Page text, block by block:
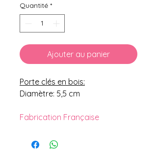
Quantité *
Ajouter au panier
Porte clés en bois:
Diamètre: 5,5 cm
Fabrication Française